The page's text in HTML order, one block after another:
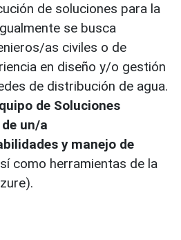
de soluciones para la
se busca
as civiles o de
en diseño y/o gestión
de distribución de agua.
de Soluciones
un/a
y manejo de
como herramientas de la